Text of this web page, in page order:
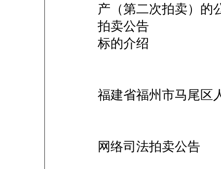
产（第二次拍卖）的
拍卖公告
标的介绍
福建省福州市马尾区
网络司法拍卖公告